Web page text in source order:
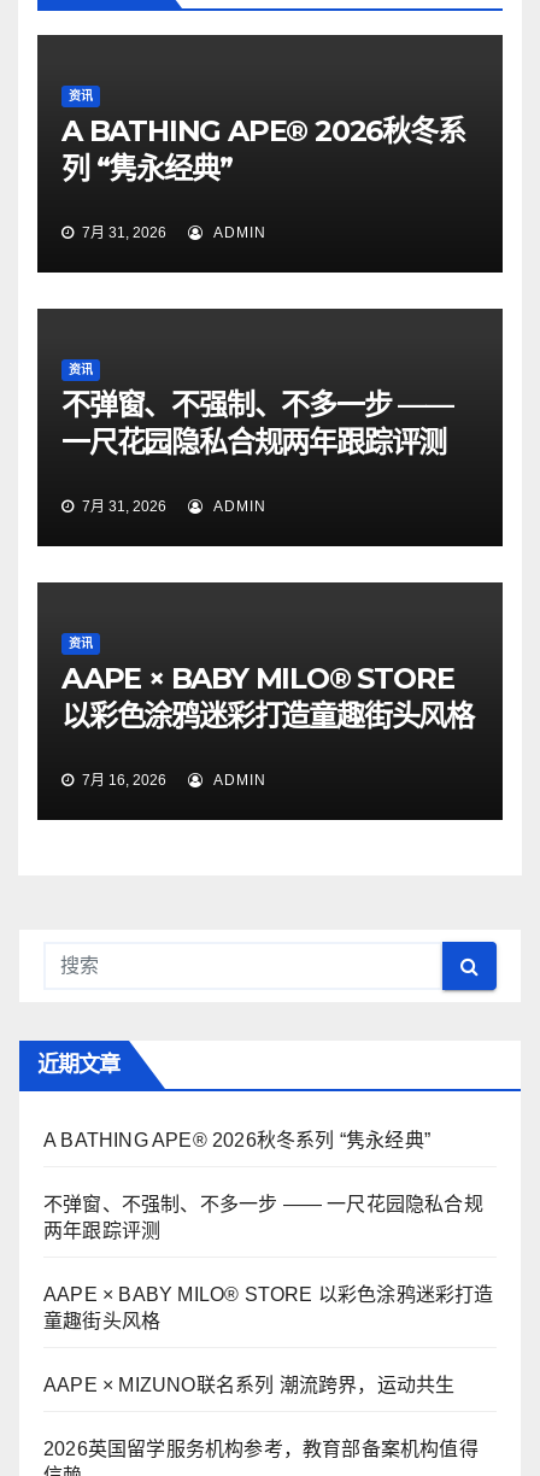
资讯
A BATHING APE® 2026秋冬系
列 “隽永经典”
7月 31, 2026 ADMIN
资讯
不弹窗、不强制、不多一步 ——
一尺花园隐私合规两年跟踪评测
7月 31, 2026 ADMIN
资讯
AAPE × BABY MILO® STORE
以彩色涂鸦迷彩打造童趣街头风格
7月 16, 2026 ADMIN
近期文章
A BATHING APE® 2026秋冬系列 “隽永经典”
不弹窗、不强制、不多一步 —— 一尺花园隐私合规
两年跟踪评测
AAPE × BABY MILO® STORE 以彩色涂鸦迷彩打造
童趣街头风格
AAPE × MIZUNO联名系列 潮流跨界，运动共生
2026英国留学服务机构参考，教育部备案机构值得